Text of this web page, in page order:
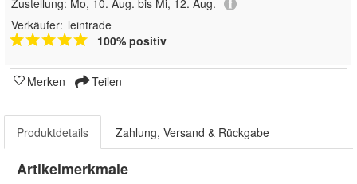
Verkäufer: leintrade
100% positiv
Merken Teilen
Produktdetails Zahlung, Versand & Rückgabe
Artikelmerkmale